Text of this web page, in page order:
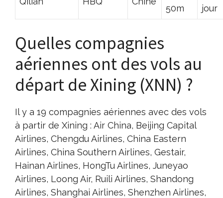
50m
jour
Quelles compagnies
aériennes ont des vols au
départ de Xining (XNN) ?
Il y a 19 compagnies aériennes avec des vols
à partir de Xining : Air China, Beijing Capital
Airlines, Chengdu Airlines, China Eastern
Airlines, China Southern Airlines, Gestair,
Hainan Airlines, HongTu Airlines, Juneyao
Airlines, Loong Air, Ruili Airlines, Shandong
Airlines, Shanghai Airlines, Shenzhen Airlines,